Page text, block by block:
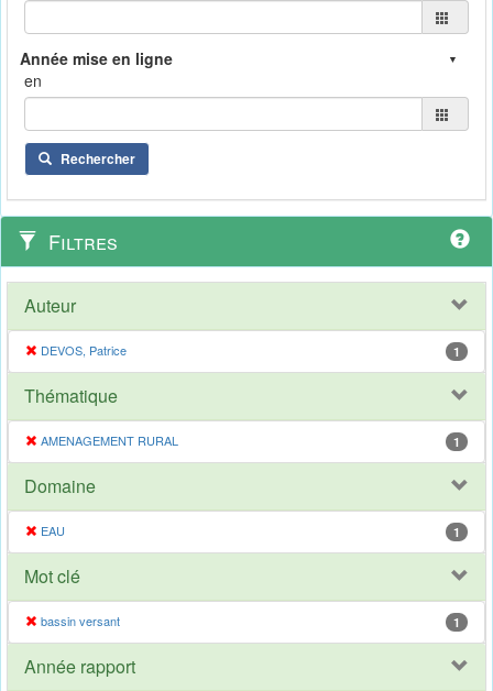
en
Rechercher
Filtres
Auteur
DEVOS, Patrice 1
Thématique
AMENAGEMENT RURAL 1
Domaine
EAU 1
Mot clé
bassin versant 1
Année rapport